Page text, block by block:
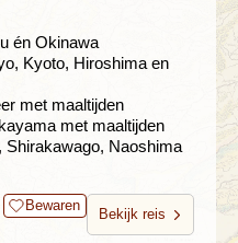
én Okinawa
Kyoto, Hiroshima en
met maaltijden
met maaltijden
Naoshima
Bewaren
Bekijk reis